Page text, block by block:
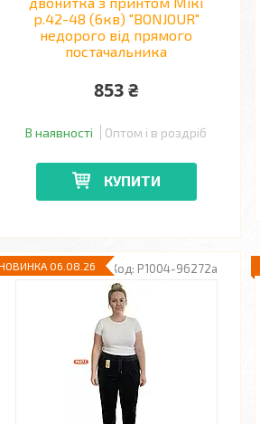
р.42-48 (6кв) "BONJOUR"
недорого від прямого
постачальника
853 ₴
В наявності Оптом і в роздріб
КУПИТИ
P1004-96272a
06.08.26